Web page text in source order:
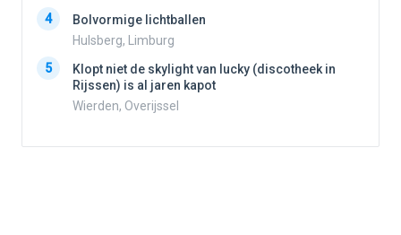
4
Bolvormige lichtballen
Hulsberg, Limburg
5
Klopt niet de skylight van lucky (discotheek in
Rijssen) is al jaren kapot
Wierden, Overijssel